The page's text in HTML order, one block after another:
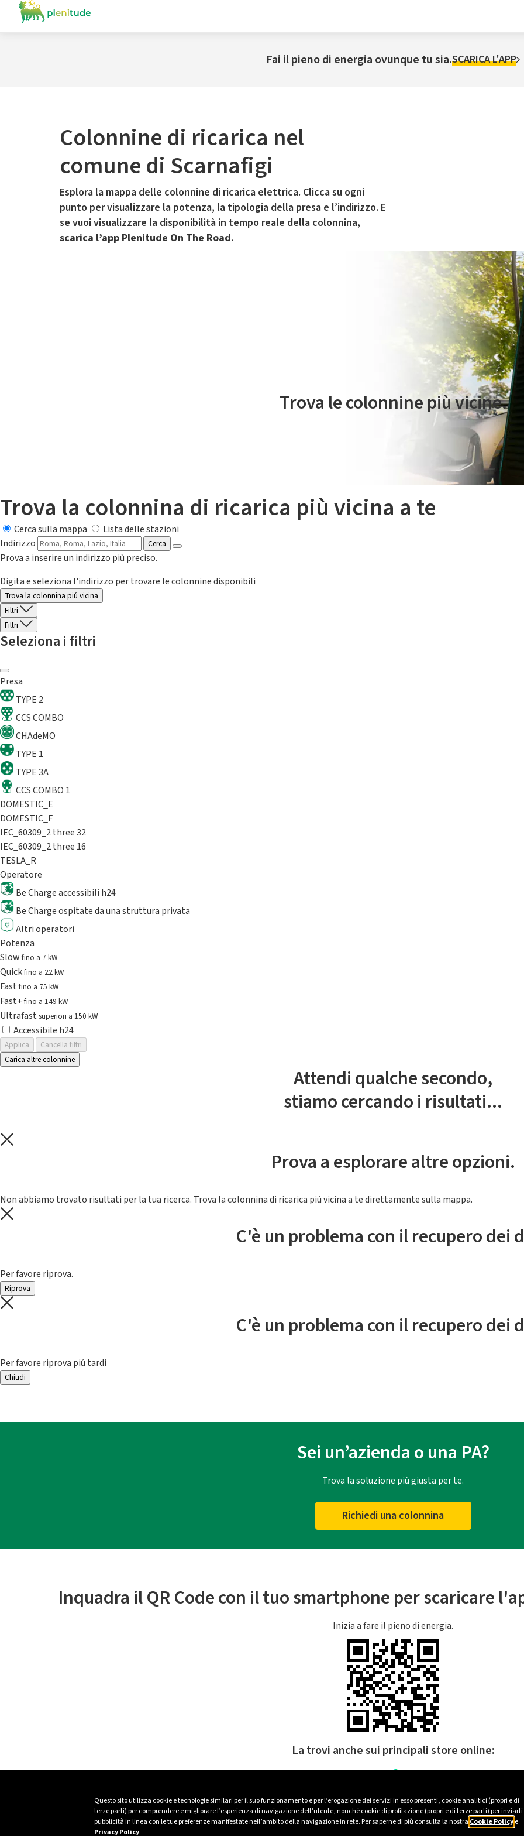
Questo sito utilizza cookie e tecnologie similari per il suo funzionamento e per l’erogazione dei servizi in esso presenti, cookie analitici (propri e di
terze parti) per comprendere e migliorare l’esperienza di navigazione dell’utente, nonché cookie di profilazione (propri e di terze parti) per inviarti
pubblicità in linea con le tue preferenze manifestate nell’ambito della navigazione in rete. Per saperne di più consulta la nostra Cookie Policye
Privacy Policy.
Fai il pieno di energia ovunque tu sia.SCARICA L'APP
Colonnine di ricarica nel
comune di Scarnafigi
Esplora la mappa delle colonnine di ricarica elettrica. Clicca su ogni
punto per visualizzare la potenza, la tipologia della presa e l’indirizzo. E
se vuoi visualizzare la disponibilità in tempo reale della colonnina,
scarica l’app Plenitude On The Road.
Il servizio di mobilità elettrica è gestito da Plenitude On The Road
Trova le colonnine più vicine.
Trova la colonnina di ricarica più vicina a te
Cerca sulla mappa
Lista delle stazioni
Indirizzo
Cerca
Prova a inserire un indirizzo più preciso.
Digita e seleziona l'indirizzo per trovare le colonnine disponibili
Trova la colonnina piú vicina
Filtri
Filtri
Seleziona i filtri
Presa
TYPE 2
CCS COMBO
CHAdeMO
TYPE 1
TYPE 3A
CCS COMBO 1
DOMESTIC_E
DOMESTIC_F
IEC_60309_2 three 32
IEC_60309_2 three 16
TESLA_R
Operatore
Be Charge accessibili h24
Be Charge ospitate da una struttura privata
Altri operatori
Potenza
Slowfino a 7 kW
Quickfino a 22 kW
Fastfino a 75 kW
Fast+fino a 149 kW
Ultrafast superiori a 150 kW
Accessibile h24
Applica
Cancella filtri
Carica altre colonnine
Attendi qualche secondo,
stiamo cercando i risultati...
Prova a esplorare altre opzioni.
Non abbiamo trovato risultati per la tua ricerca. Trova la colonnina di ricarica piú vicina a te direttamente sulla mappa.
C'è un problema con il recupero dei
Per favore riprova.
Riprova
C'è un problema con il recupero dei
Per favore riprova piú tardi
Chiudi
Sei un’azienda o una PA?
Trova la soluzione più giusta per te.
Richiedi una colonnina
Inquadra il QR Code con il tuo smartphone per scaricare
Inizia a fare il pieno di energia.
La trovi anche sui principali store online: